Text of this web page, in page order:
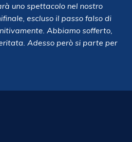
uno spettacolo nel nostro
escluso il passo falso di
Abbiamo sofferto,
Adesso però si parte per